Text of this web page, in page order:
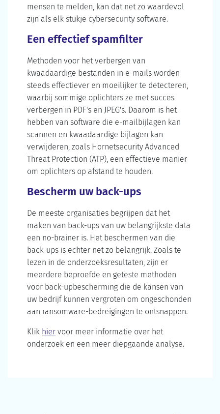
mensen te melden, kan dat net zo waardevol
zijn als elk stukje cybersecurity software.
Een effectief spamfilter
Methoden voor het verbergen van
kwaadaardige bestanden in e-mails worden
steeds effectiever en moeilijker te detecteren,
waarbij sommige oplichters ze met succes
verbergen in PDF's en JPEG's. Daarom is het
hebben van software die e-mailbijlagen kan
scannen en kwaadaardige bijlagen kan
verwijderen, zoals Hornetsecurity Advanced
Threat Protection (ATP), een effectieve manier
om oplichters op afstand te houden.
Bescherm uw back-ups
De meeste organisaties begrijpen dat het
maken van back-ups van uw belangrijkste data
een no-brainer is. Het beschermen van die
back-ups is echter net zo belangrijk. Zoals te
lezen in de onderzoeksresultaten, zijn er
meerdere beproefde en geteste methoden
voor back-upbescherming die de kansen van
uw bedrijf kunnen vergroten om ongeschonden
aan ransomware-bedreigingen te ontsnappen.
Klik hier voor meer informatie over het
onderzoek en een meer diepgaande analyse.